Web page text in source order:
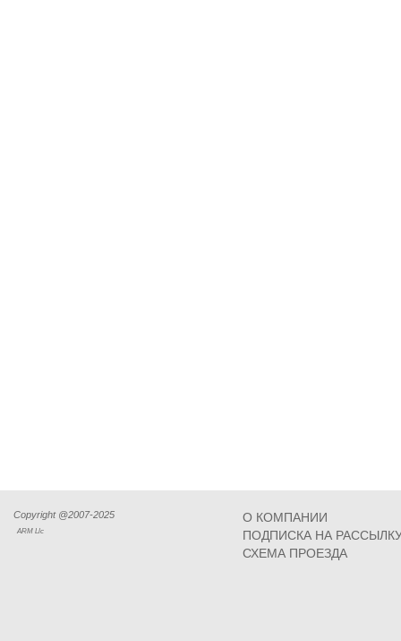
Copyright @2007-2025
ARM Llc
О КОМПАНИИ
ПОДПИСКА НА
СХЕМА ПРОЕЗДА